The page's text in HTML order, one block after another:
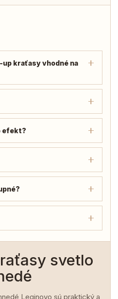
kraťasy vhodné na
efekt?
svetlo
Leginovo sú praktický a